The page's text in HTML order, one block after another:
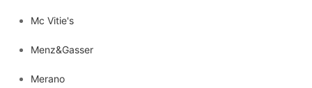
Mc Vitie's
Menz&Gasser
Merano